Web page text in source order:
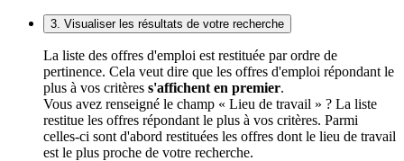
3. Visualiser les résultats de votre recherche
La liste des offres d'emploi est restituée par ordre de
pertinence. Cela veut dire que les offres d'emploi répondant le
plus à vos critères s'affichent en premier.
Vous avez renseigné le champ « Lieu de travail » ? La liste
restitue les offres répondant le plus à vos critères. Parmi
celles-ci sont d'abord restituées les offres dont le lieu de travail
est le plus proche de votre recherche.